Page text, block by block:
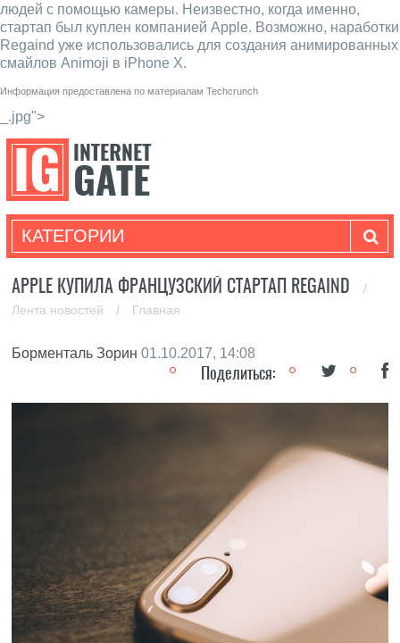
людей с помощью камеры. Неизвестно, когда именно,
стартап был куплен компанией Apple. Возможно, наработки
Regaind уже использовались для создания анимированных
смайлов Animoji в iPhone X.
Информация предоставлена по материалам Techcrunch
_.jpg">
КАТЕГОРИИ
APPLE КУПИЛА ФРАНЦУЗСКИЙ СТАРТАП REGAIND
/
Лента новостей
/ Главная
Борменталь Зорин 01.10.2017, 14:08
Поделиться: